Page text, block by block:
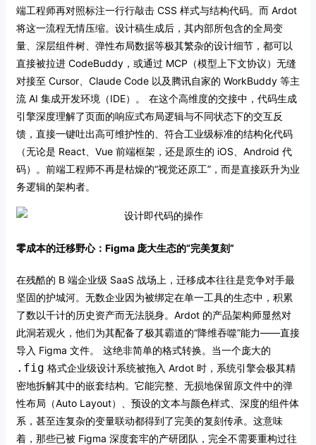
端工程师再对照标注一行行敲击 CSS 样式与结构代码。而 Ardot
将这一流程无情压缩。设计稿生成后，其内部所包含的全局变
量、深层组件树、弹性布局数据等极其繁杂的设计细节，都可以
直接被拉进 CodeBuddy，或通过 MCP（模型上下文协议）无缝
对接至 Cursor、Claude Code 以及腾讯自家的 WorkBuddy 等主
流 AI 集成开发环境（IDE）。
在这个高维度的交接中，代码生成
引擎深度理解了页面的响应式布局逻辑与不同状态下的交互反
馈，直接一键吐出高可维护性的、符合工业级标准的结构化代码
（无论是 React、Vue 前端框架，还是原生的 iOS、Android 代
码）。前端工程师不再是枯燥的“视觉还原工”，而是直接跃升为业
务逻辑的架构者。
零成本的迁移野心：Figma 庞大生态的“完美复刻”
在残酷的 B 端企业级 SaaS 战场上，迁移成本往往是竞争对手最
坚固的护城河。无数企业因为被绑定在单一工具的生态中，积累
了数以千计的历史资产而无法脱身。Ardot 的产品架构师显然对
此洞若观火，他们为其配备了极其霸道的“降维吞噬”能力——直接
导入 Figma 文件。
这绝非简单的格式转换。当一个庞大的
.fig 格式企业级设计系统被拖入 Ardot 时，系统引擎会极其精
密地拆解其中的嵌套结构。它能完整、无损地保留原文件中的弹
性布局（Auto Layout）、预设的文本与颜色样式、深度的组件体
系，甚至连复杂的变量联动都得到了完美的复刻传承。这意味
着，那些已被 Figma 深度套牢的产研团队，完全不需要重构过往